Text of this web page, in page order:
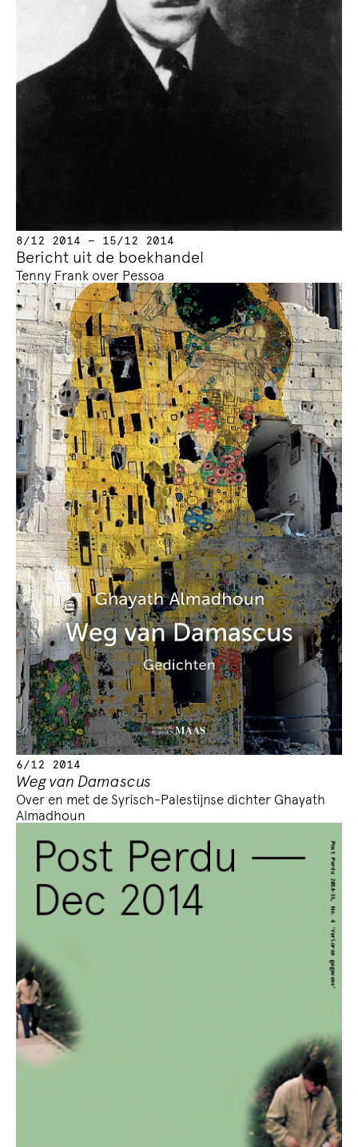
8/12 2014 — 15/12 2014
Bericht uit de boekhandel
Tenny Frank over Pessoa
6/12 2014
Weg van Damascus
Over en met de Syrisch-Palestijnse dichter Ghayath
Almadhoun